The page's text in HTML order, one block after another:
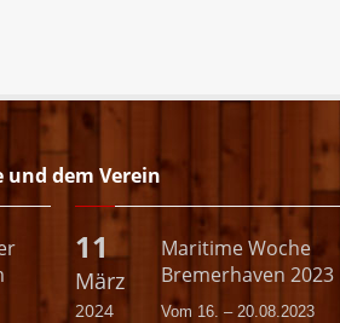
und dem Verein
11
März
2024
Maritime Woche
Bremerhaven 2023
Vom 16. – 20.08.2023